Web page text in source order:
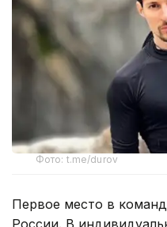
Фото: t.me/durov
Первое место в